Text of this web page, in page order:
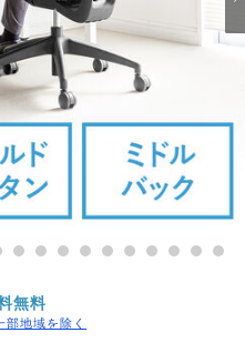
11 12 13 14 15 16 17 18 19 20
無料
地域を除く